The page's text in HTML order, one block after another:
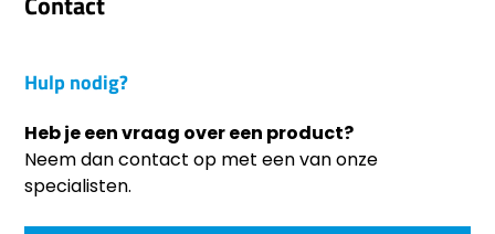
Hulp nodig?
Heb je een vraag over een product?
Neem dan contact op met een van onze
specialisten.